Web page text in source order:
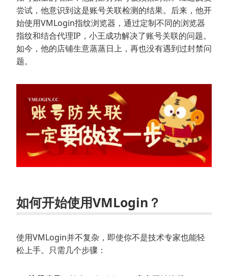
尝试，他意识到这是账号关联检测的结果。后来，他开
始使用VMLogin指纹浏览器，通过定制不同的浏览器
指纹和结合代理IP，小王成功解决了账号关联的问题。
如今，他的店铺生意蒸蒸日上，再也没有遇到过封禁问
题。
如何开始使用VMLogin？
使用VMLogin并不复杂，即使你不是技术专家也能轻
松上手。只需几个步骤：